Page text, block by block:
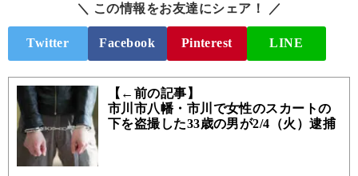
＼ この情報をお友達にシェア！ ／
Twitter Facebook Pinterest LINE
【←前の記事】
市川市八幡・市川で女性のスカートの
下を盗撮した33歳の男が2/4（火）逮捕